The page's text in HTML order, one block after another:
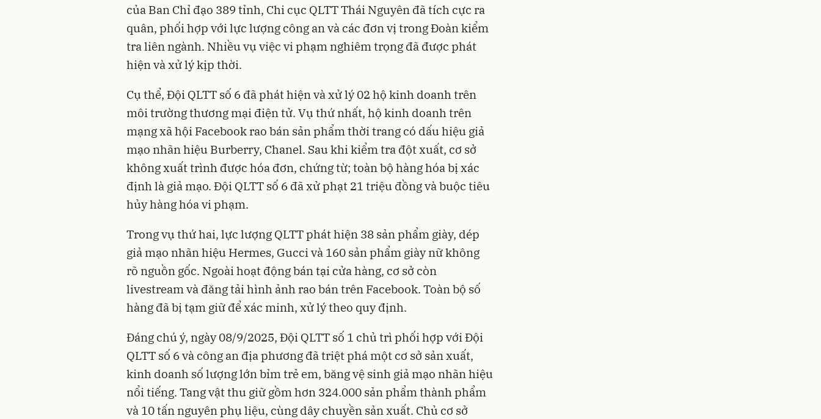
của Ban Chỉ đạo 389 tỉnh, Chi cục QLTT Thái Nguyên đã tích cực ra
quân, phối hợp với lực lượng công an và các đơn vị trong Đoàn kiểm
tra liên ngành. Nhiều vụ việc vi phạm nghiêm trọng đã được phát
hiện và xử lý kịp thời.
Cụ thể, Đội QLTT số 6 đã phát hiện và xử lý 02 hộ kinh doanh trên
môi trường thương mại điện tử. Vụ thứ nhất, hộ kinh doanh trên
mạng xã hội Facebook rao bán sản phẩm thời trang có dấu hiệu giả
mạo nhãn hiệu Burberry, Chanel. Sau khi kiểm tra đột xuất, cơ sở
không xuất trình được hóa đơn, chứng từ; toàn bộ hàng hóa bị xác
định là giả mạo. Đội QLTT số 6 đã xử phạt 21 triệu đồng và buộc tiêu
hủy hàng hóa vi phạm.
Trong vụ thứ hai, lực lượng QLTT phát hiện 38 sản phẩm giày, dép
giả mạo nhãn hiệu Hermes, Gucci và 160 sản phẩm giày nữ không
rõ nguồn gốc. Ngoài hoạt động bán tại cửa hàng, cơ sở còn
livestream và đăng tải hình ảnh rao bán trên Facebook. Toàn bộ số
hàng đã bị tạm giữ để xác minh, xử lý theo quy định.
Đáng chú ý, ngày 08/9/2025, Đội QLTT số 1 chủ trì phối hợp với Đội
QLTT số 6 và công an địa phương đã triệt phá một cơ sở sản xuất,
kinh doanh số lượng lớn bỉm trẻ em, băng vệ sinh giả mạo nhãn hiệu
nổi tiếng. Tang vật thu giữ gồm hơn 324.000 sản phẩm thành phẩm
và 10 tấn nguyên phụ liệu, cùng dây chuyền sản xuất. Chủ cơ sở